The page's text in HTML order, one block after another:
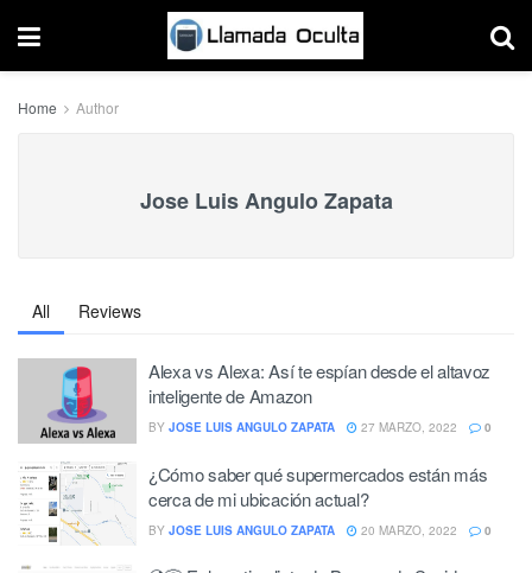
Home Author
Jose Luis Angulo Zapata
All Reviews
Alexa vs Alexa: Así te espían desde el altavoz
inteligente de Amazon
BY JOSE LUIS ANGULO ZAPATA 27 MARZO, 2022 0
¿Cómo saber qué supermercados están más
cerca de mi ubicación actual?
BY JOSE LUIS ANGULO ZAPATA 20 MARZO, 2022 0